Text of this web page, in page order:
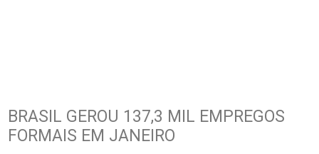
BRASIL GEROU 137,3 MIL EMPREGOS
FORMAIS EM JANEIRO